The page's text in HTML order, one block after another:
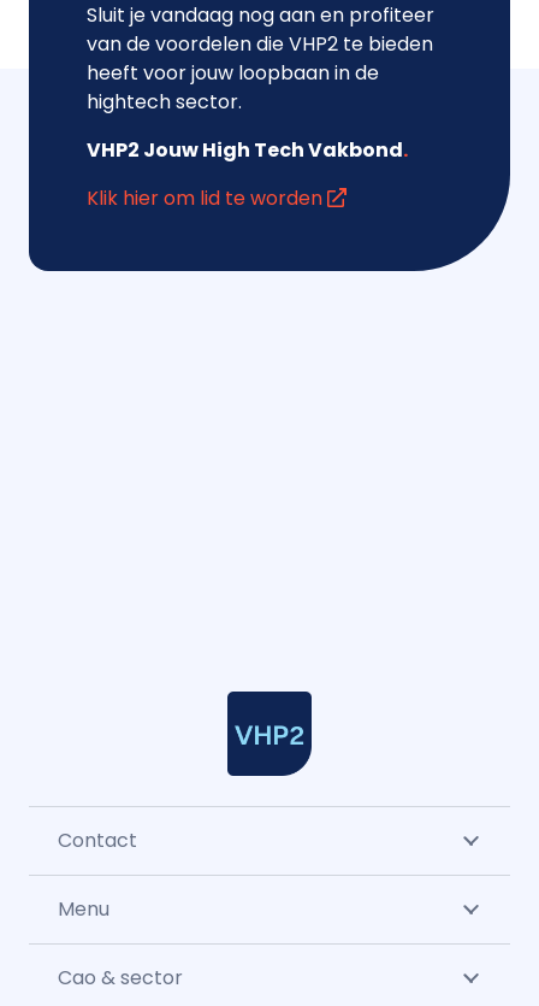
Sluit je vandaag nog aan en profiteer
van de voordelen die VHP2 te bieden
heeft voor jouw loopbaan in de
hightech sector.
VHP2 Jouw High Tech Vakbond.
Klik hier om lid te worden
Contact
Menu
Cao & sector